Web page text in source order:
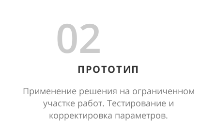
02
ПРОТОТИП
Применение решения на ограниченном
участке работ. Тестирование и
корректировка параметров.